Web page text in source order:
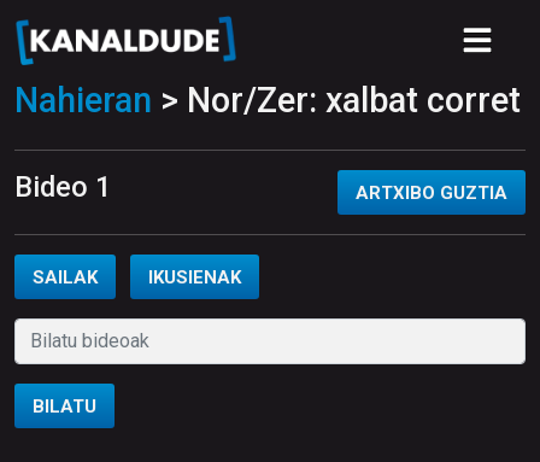
Nahieran > Nor/Zer: xalbat corret
Bideo 1 ARTXIBO GUZTIA
SAILAK IKUSIENAK
BILATU